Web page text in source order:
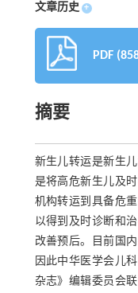
文章历史 +
PDF
摘要
新生儿转运是新生
是将高危新生儿及
机构转运到具备危
以得到及时诊断和
改善预后。目前国
因此中华医学会儿
杂志》编辑委员会